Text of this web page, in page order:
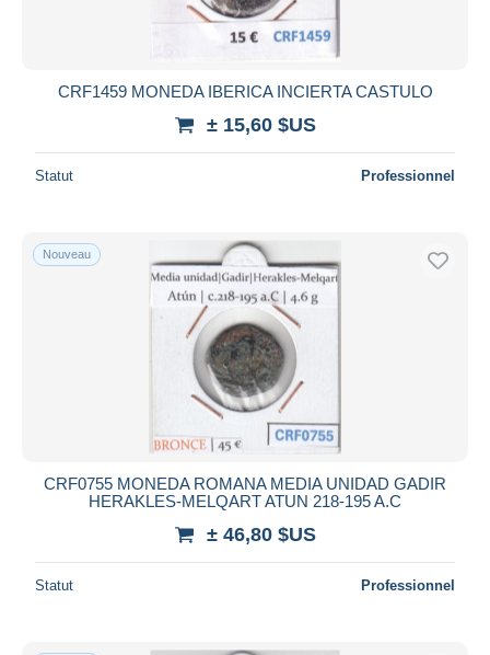
CRF1459 MONEDA IBERICA INCIERTA CASTULO
± 15,60 $US
Statut Professionnel
Nouveau
CRF0755 MONEDA ROMANA MEDIA UNIDAD GADIR
HERAKLES-MELQART ATUN 218-195 A.C
± 46,80 $US
Statut Professionnel